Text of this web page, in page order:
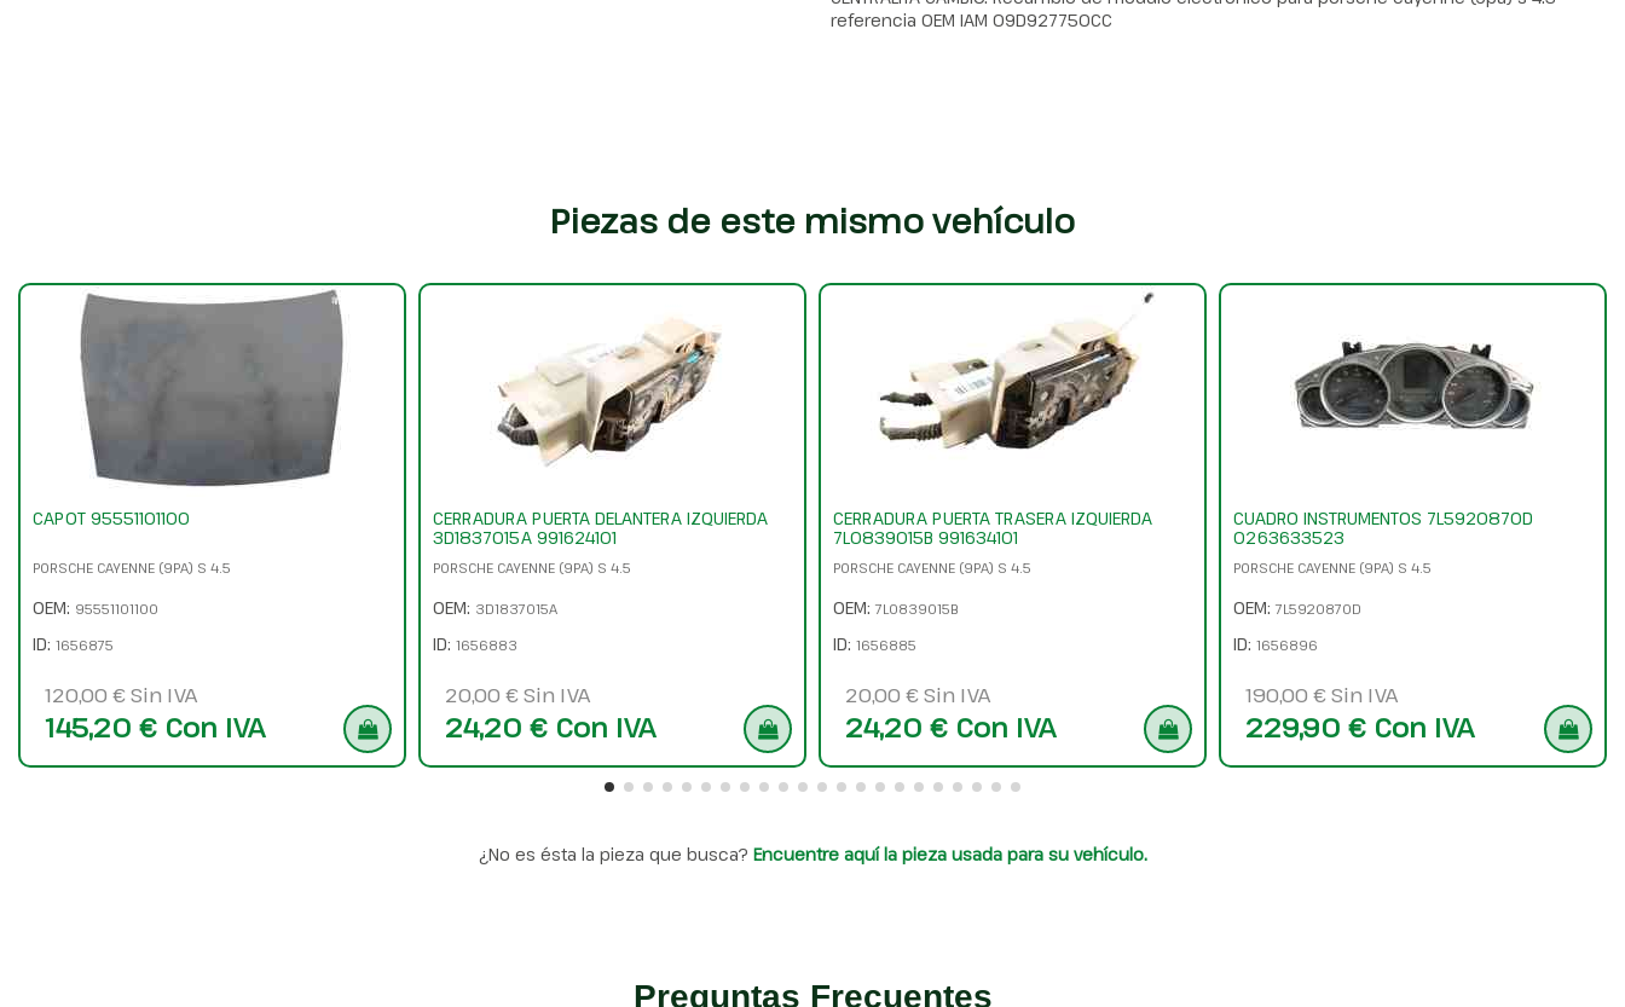
referencia OEM IAM 09D927750CC
Piezas de este mismo vehículo
CAPOT 95551101100
PORSCHE CAYENNE (9PA) S 4.5
OEM: 95551101100
ID: 1656875
120,00 € Sin IVA
145,20 € Con IVA
CERRADURA PUERTA DELANTERA IZQUIERDA
3D1837015A 991624101
PORSCHE CAYENNE (9PA) S 4.5
OEM: 3D1837015A
ID: 1656883
20,00 € Sin IVA
24,20 € Con IVA
CERRADURA PUERTA TRASERA IZQUIERDA
7L0839015B 991634101
PORSCHE CAYENNE (9PA) S 4.5
OEM: 7L0839015B
ID: 1656885
20,00 € Sin IVA
24,20 € Con IVA
CUADRO INSTRUMENTOS 7L5920870D
0263633523
PORSCHE CAYENNE (9PA) S 4.5
OEM: 7L5920870D
ID: 1656896
190,00 € Sin IVA
229,90 € Con IVA
¿No es ésta la pieza que busca? Encuentre aquí la pieza usada para su vehículo.
Preguntas Frecuentes